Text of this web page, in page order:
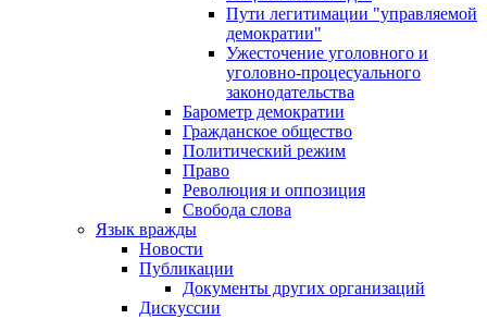
Пути легитимации "управляемой
демократии"
Ужесточение уголовного и
уголовно-процесуального
законодательства
Барометр демократии
Гражданское общество
Политический режим
Право
Революция и оппозиция
Свобода слова
Язык вражды
Новости
Публикации
Документы других организаций
Дискуссии